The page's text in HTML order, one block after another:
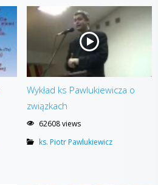
Wykład ks Pawlukiewicza o
związkach
62608 views
ks. Piotr Pawlukiewicz